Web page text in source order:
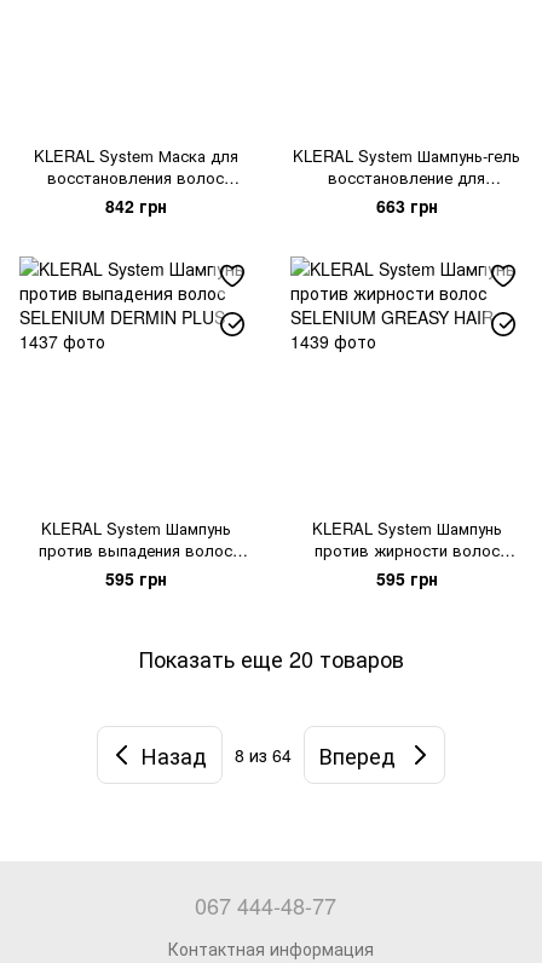
KLERAL System Маска для
восстановления волос
SENJAL REVIVING
842 грн
KLERAL System Шампунь-гель
восстановление для
нормальных волос SENJAL
VITALIZING
663 грн
KLERAL System Шампунь
против выпадения волос
SELENIUM DERMIN PLUS
595 грн
KLERAL System Шампунь
против жирности волос
SELENIUM GREASY HAIR
595 грн
Показать еще 20 товаров
Назад 8 из 64 Вперед
067 444-48-77
Контактная информация